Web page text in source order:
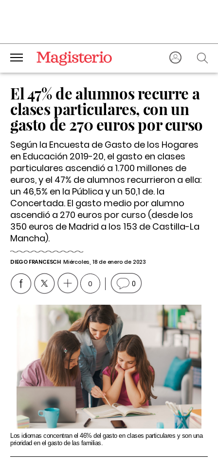
El 47% de alumnos recurre a
clases particulares, con un
gasto de 270 euros por curso
Según la Encuesta de Gasto de los Hogares
en Educación 2019-20, el gasto en clases
particulares ascendió a 1.700 millones de
euros, y el 47% de alumnos recurrieron a ella:
un 46,5% en la Pública y un 50,1 de. la
Concertada. El gasto medio por alumno
ascendió a 270 euros por curso (desde los
350 euros de Madrid a los 153 de Castilla-La
Mancha).
DIEGO FRANCESCH Miércoles, 18 de enero de 2023
0 0
Los idiomas concentran el 46% del gasto en clases particulares y son una
prioridad en el gasto de las familias.